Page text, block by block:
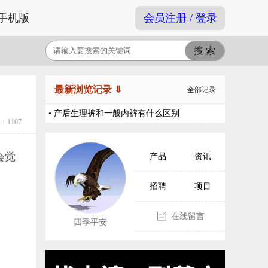
机版 会员注册 / 登录
1107
觉
最新浏览记录 ⇓ 全部记录
• 产后生理裤和一般内裤有什么区别
四季平安
产品 资讯
招聘 项目
在线留言